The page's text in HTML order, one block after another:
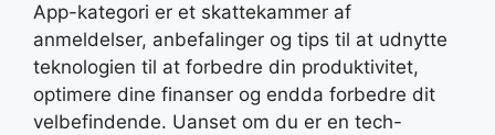
App-kategori er et skattekammer af
anmeldelser, anbefalinger og tips til at udnytte
teknologien til at forbedre din produktivitet,
optimere dine finanser og endda forbedre dit
velbefindende. Uanset om du er en tech-